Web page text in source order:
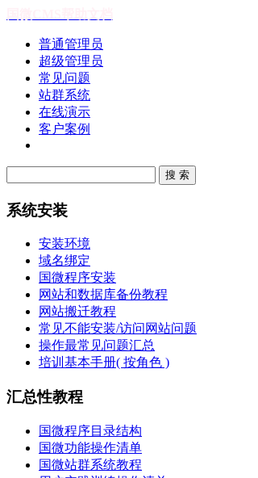
普通管理员
超级管理员
常见问题
站群系统
在线演示
客户案例
系统安装
安装环境
域名绑定
国微程序安装
网站和数据库备份教程
网站搬迁教程
常见不能安装/访问网站问题
操作最常见问题汇总
培训基本手册( 按角色 )
汇总性教程
国微程序目录结构
国微功能操作清单
国微站群系统教程